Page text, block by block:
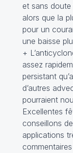
et sans
alors que la
pour un
une baisse
+
assez
persistant
d’autres
pourraient
Excellentes
conseillons
applications